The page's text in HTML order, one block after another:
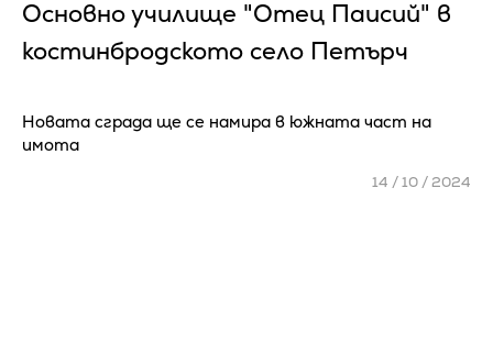
Основно училище "Отец Паисий" в
костинбродското село Петърч
Новата сграда ще се намира в южната част на
имота
14 / 10 / 2024